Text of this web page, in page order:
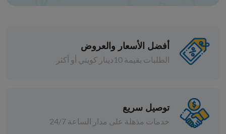
أفضل الأسعار والعروض
الطلبات بقيمة 10دينار كويتي أو أكثر
توصيل سريع
خدمات مذهلة على مدار الساعة 24/7